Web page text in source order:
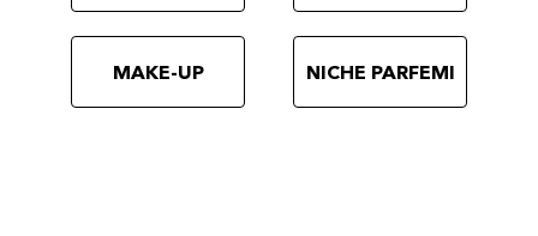
MAKE-UP NICHE PARFEMI